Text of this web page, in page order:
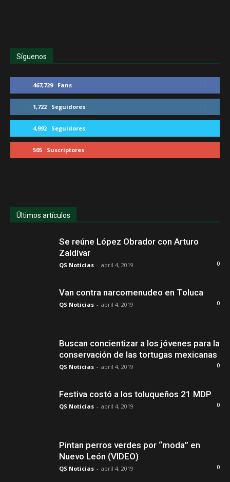
Síguenos
467,729 Fans
1,722 Seguidores
4,992 Seguidores
505 Suscriptores
Últimos artículos
Se reúne López Obrador con Arturo
Zaldívar
QS Noticias - abril 4, 2019 0
Van contra narcomenudeo en Toluca
QS Noticias - abril 4, 2019 0
Buscan concientizar a los jóvenes para la
conservación de las tortugas mexicanas
QS Noticias - abril 4, 2019 0
Festiva costó a los toluqueños 21 MDP
QS Noticias - abril 4, 2019 0
Pintan perros verdes por “moda” en
Nuevo León (VIDEO)
QS Noticias - abril 4, 2019 0